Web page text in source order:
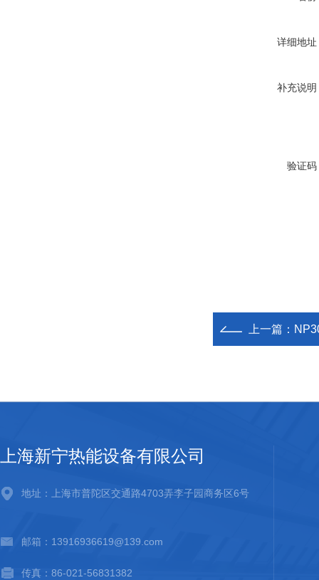
详细地址
补充说明
验证码
上一篇：
上海新宁热能设备有限公司
地址：上海市普陀区交通路4703弄李子园商务区6号
邮箱：13916936619@139.com
传真：86-021-56831382